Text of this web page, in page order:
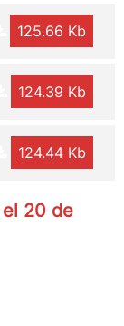
125.66 Kb
124.39 Kb
124.44 Kb
el 20 de